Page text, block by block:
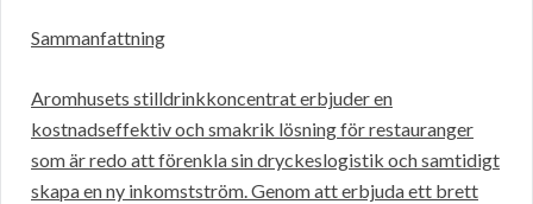
Sammanfattning
Aromhusets stilldrinkkoncentrat erbjuder en
kostnadseffektiv och smakrik lösning för restauranger
som är redo att förenkla sin dryckeslogistik och samtidigt
skapa en ny inkomstström. Genom att erbjuda ett brett